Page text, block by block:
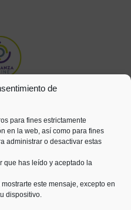
de
para fines estrictamente
en la web, así como para fines
administrar o desactivar estas
que has leído y aceptado la
este mensaje, excepto en
dispositivo.